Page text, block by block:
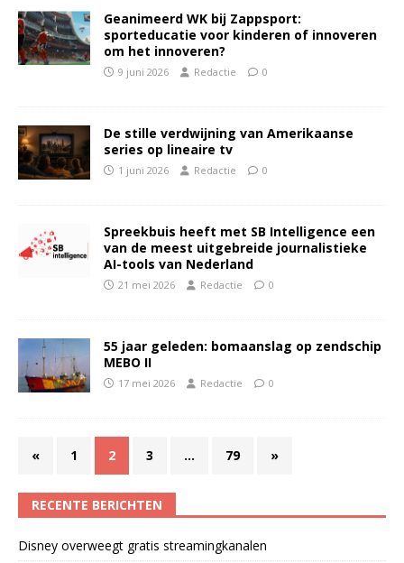
Geanimeerd WK bij Zappsport:
sporteducatie voor kinderen of innoveren
om het innoveren?
9 juni 2026 Redactie 0
De stille verdwijning van Amerikaanse
series op lineaire tv
1 juni 2026 Redactie 0
Spreekbuis heeft met SB Intelligence een
van de meest uitgebreide journalistieke
AI-tools van Nederland
21 mei 2026 Redactie 0
55 jaar geleden: bomaanslag op zendschip
MEBO II
17 mei 2026 Redactie 0
« 1 2 3 … 79 »
RECENTE BERICHTEN
Disney overweegt gratis streamingkanalen